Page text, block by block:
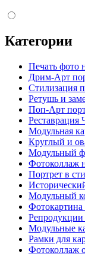
Категории
Печать фото
Дрим-Арт
Стилизация
Ретушь и
Поп-Арт
Реставрация
Модульная
Круглый и
Модульный
Фотоколлаж
Портрет в
Модульный
Фотокартина
Репродукции
Модульные
Рамки для
Фотоколлаж